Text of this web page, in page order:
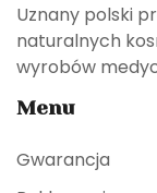
Uznany polski
naturalnych
wyrobów
Menu
Gwarancja